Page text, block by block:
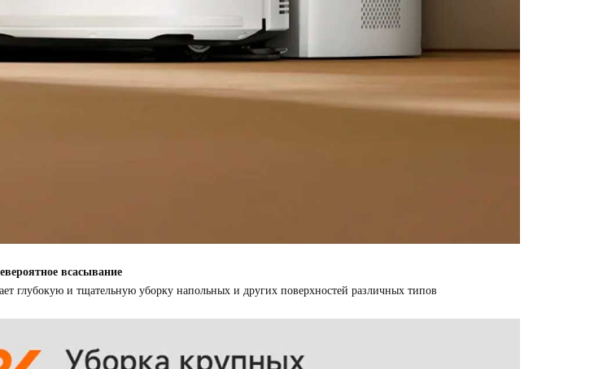
всасывание
глубокую и тщательную уборку напольных и других поверхностей различных типов